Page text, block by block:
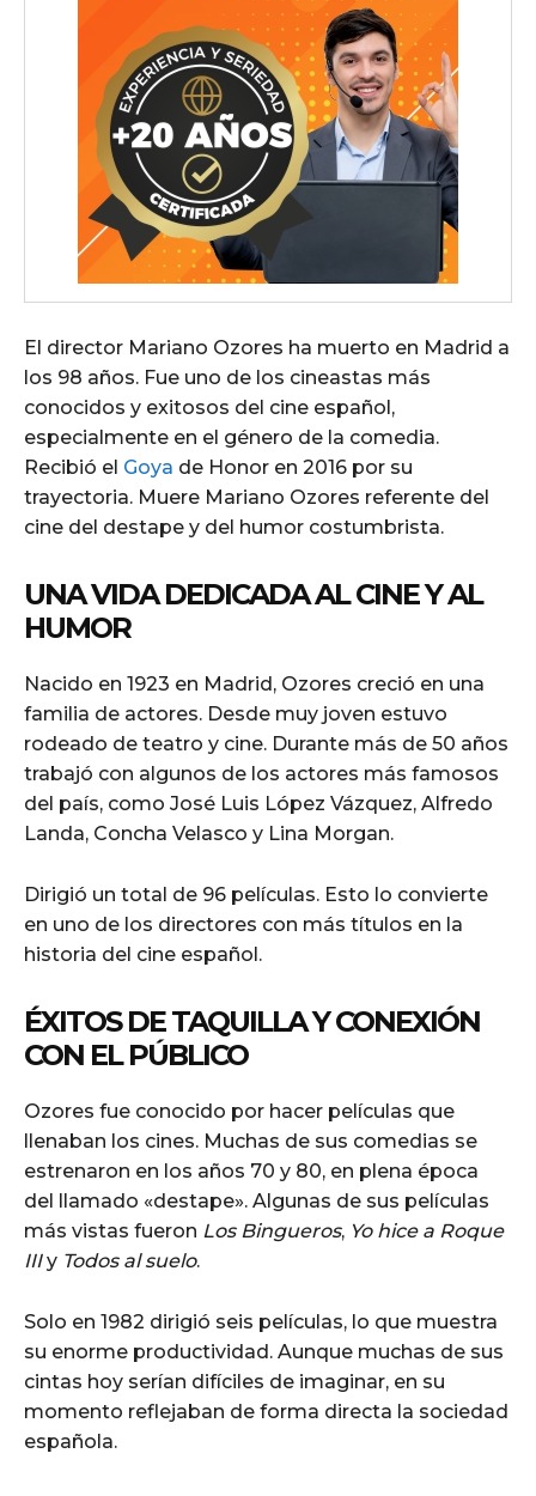
El director Mariano Ozores ha muerto en Madrid a
los 98 años. Fue uno de los cineastas más
conocidos y exitosos del cine español,
especialmente en el género de la comedia.
Recibió el Goya de Honor en 2016 por su
trayectoria. Muere Mariano Ozores referente del
cine del destape y del humor costumbrista.
UNA VIDA DEDICADA AL CINE Y AL
HUMOR
Nacido en 1923 en Madrid, Ozores creció en una
familia de actores. Desde muy joven estuvo
rodeado de teatro y cine. Durante más de 50 años
trabajó con algunos de los actores más famosos
del país, como José Luis López Vázquez, Alfredo
Landa, Concha Velasco y Lina Morgan.
Dirigió un total de 96 películas. Esto lo convierte
en uno de los directores con más títulos en la
historia del cine español.
ÉXITOS DE TAQUILLA Y CONEXIÓN
CON EL PÚBLICO
Ozores fue conocido por hacer películas que
llenaban los cines. Muchas de sus comedias se
estrenaron en los años 70 y 80, en plena época
del llamado «destape». Algunas de sus películas
más vistas fueron Los Bingueros, Yo hice a Roque
IIIy Todos al suelo.
Solo en 1982 dirigió seis películas, lo que muestra
su enorme productividad. Aunque muchas de sus
cintas hoy serían difíciles de imaginar, en su
momento reflejaban de forma directa la sociedad
española.